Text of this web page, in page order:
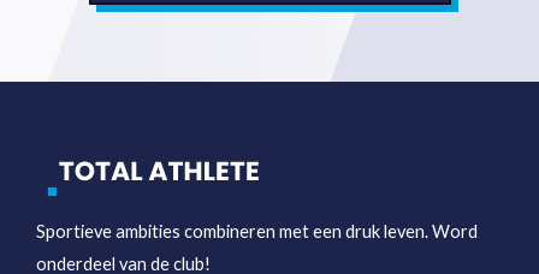
Sportieve ambities combineren met een druk leven. Word
onderdeel van de club!